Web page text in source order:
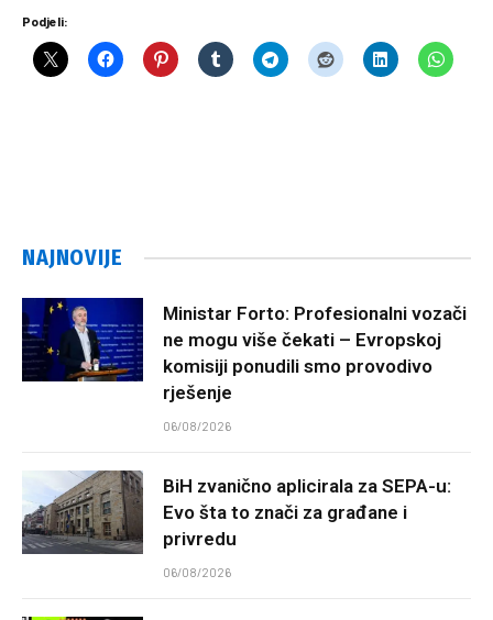
Podjeli:
NAJNOVIJE
Ministar Forto: Profesionalni vozači
ne mogu više čekati – Evropskoj
komisiji ponudili smo provodivo
rješenje
06/08/2026
BiH zvanično aplicirala za SEPA-u:
Evo šta to znači za građane i
privredu
06/08/2026